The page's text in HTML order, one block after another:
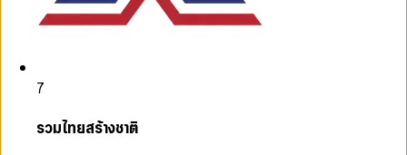
7
รวมไทยสร้างชาติ